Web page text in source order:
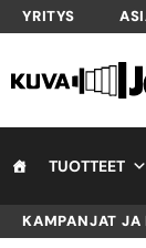
YRITYS
TUOTTEET
KAMPANJAT JA